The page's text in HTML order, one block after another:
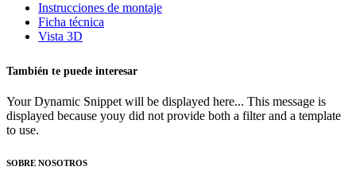
Instrucciones de montaje
Ficha técnica
Vista 3D
También te puede interesar
Your Dynamic Snippet will be displayed here... This message is
displayed because youy did not provide both a filter and a template
to use.
SOBRE NOSOTROS